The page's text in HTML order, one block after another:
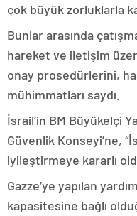
çok büyük zorluklarla
Bunlar arasında
hareket ve iletişim
onay prosedürlerini,
mühimmatları saydı.
İsrail’in BM Büyükelçi
Güvenlik Konseyi’ne,
iyileştirmeye kararlı
Gazze’ye yapılan
kapasitesine bağlı